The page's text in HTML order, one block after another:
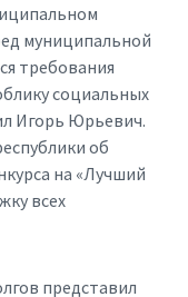
муниципальной
требования
социальных
Игорь Юрьевич.
об
на «Лучший
всех
представил